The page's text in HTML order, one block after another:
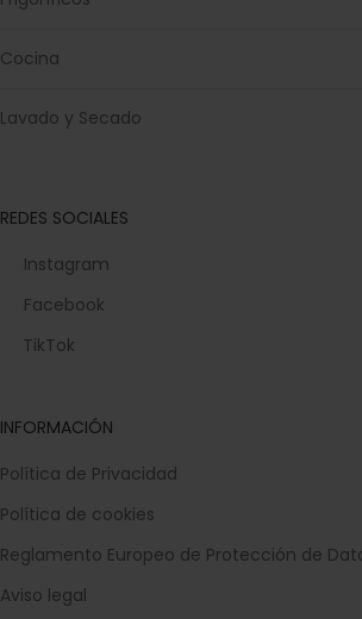
Cocina
Lavado y Secado
REDES SOCIALES
Instagram
Facebook
TikTok
INFORMACIÓN
Política de Privacidad
Política de cookies
Reglamento Europeo de Protección de
Aviso legal